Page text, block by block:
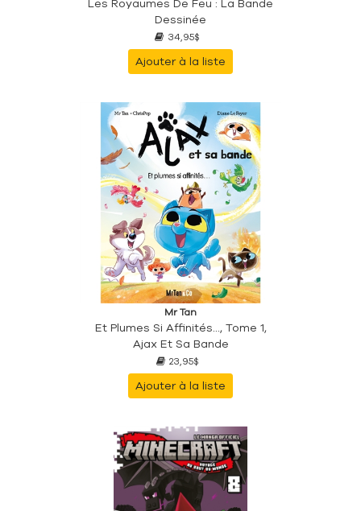
Les Royaumes De Feu : La Bande
Dessinée
34,95$
Ajouter à la liste
Mr Tan
Et Plumes Si Affinités..., Tome 1,
Ajax Et Sa Bande
23,95$
Ajouter à la liste